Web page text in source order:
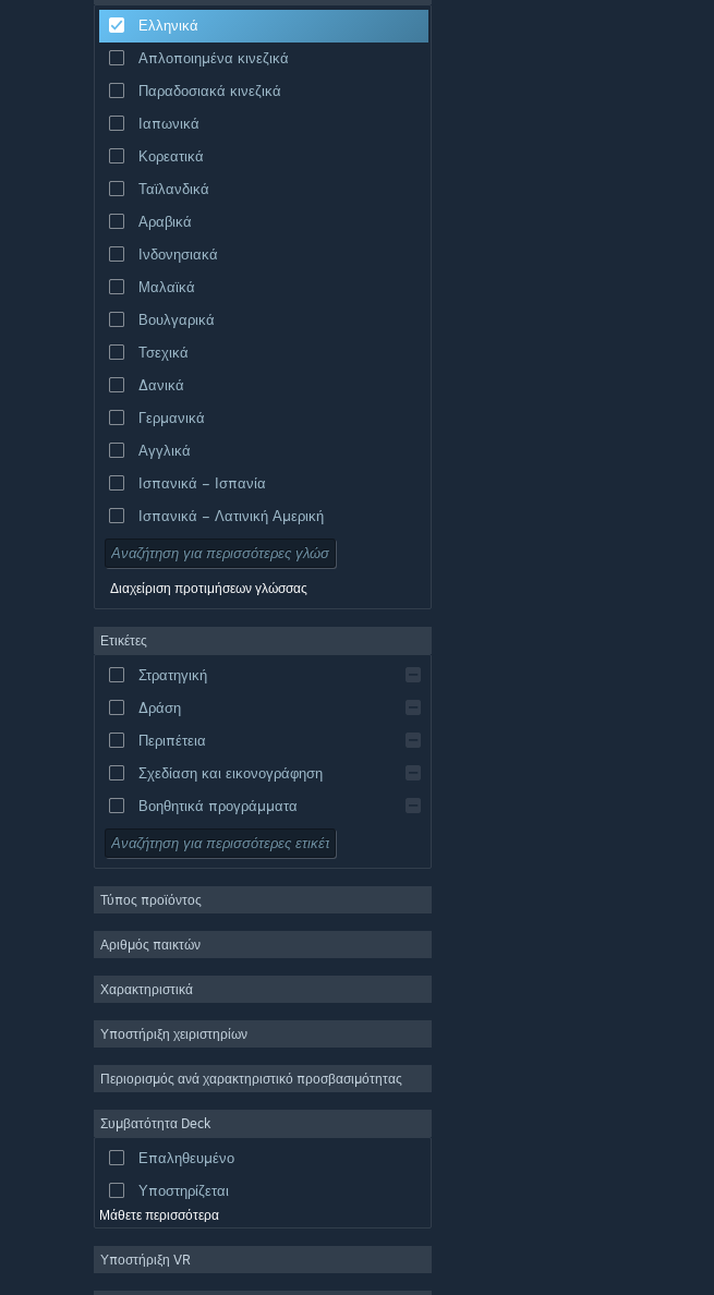
Ελληνικά
Απλοποιημένα κινεζικά
Παραδοσιακά κινεζικά
Ιαπωνικά
Κορεατικά
Ταϊλανδικά
Αραβικά
Ινδονησιακά
Μαλαϊκά
Βουλγαρικά
Τσεχικά
Δανικά
Γερμανικά
Αγγλικά
Ισπανικά – Ισπανία
Ισπανικά – Λατινική Αμερική
Διαχείριση προτιμήσεων γλώσσας
Ετικέτες
Στρατηγική
Δράση
Περιπέτεια
Σχεδίαση και εικονογράφηση
Βοηθητικά προγράμματα
Δωρεάν για παίξιμο
Μαζικό πολλών παικτών
Indie
Χαλαρό
Προσομοίωση
Παραγωγή βίντεο
Επεξεργασία εικόνας
Τύπος προϊόντος
Αριθμός παικτών
Χαρακτηριστικά
Υποστήριξη χειριστηρίων
Περιορισμός ανά χαρακτηριστικό προσβασιμότητας
Συμβατότητα Deck
Επαληθευμένο
Υποστηρίζεται
Μάθετε περισσότερα
Υποστήριξη VR